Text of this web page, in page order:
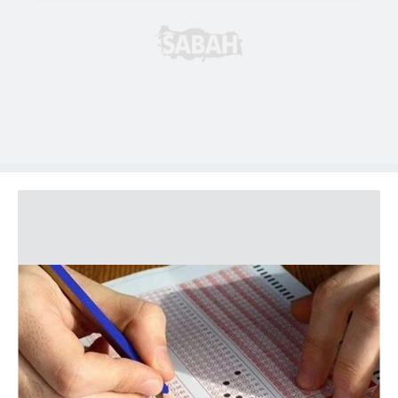
Sizlere daha iyi bir hizmet sunabilmek için İnternet
kılınması ve kişiselleştirilmesi ve sizlere yönelik
Çerezlere ilişkin tercihlerinizi aşağıda yer alan panel
vasıtasıyla belirleyebilirsiniz. Çerezlere ilişkin detaylı bilgi
için Ayarlar butonuna tıklayabilir,Çerez Bilgilendirme
Metnimiziziyaret edebilirsiniz.
6698 sayılı Kişisel Verilerin Korunması Kanunu uyarınca